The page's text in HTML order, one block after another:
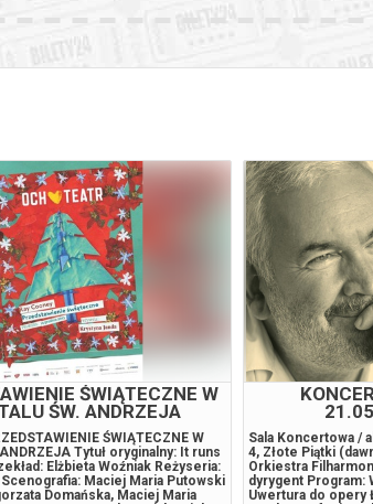
od 65,00 pln
Concert Hall w Warszawie od 95,00 pln
Concert Hall w Warszawie od 65,00 pln
Concert Hall w Warszawie od 65,00 pln
Hall w Warszawie od 65,00 pln
Hall w Warszawie od 65,00 pln
Hall w Warszawie od 95,00 pln
ŚWIĄTECZNE W
ŚW. ANDRZEJA
ŚWIĄTECZNE W
Tytuł oryginalny: It runs
Elżbieta Woźniak Reżyseria:
Scenografia: Maciej Maria Putowski
Domańska, Maciej Maria
Sala Koncertowa /
4, Złote Piątki
Orkiestra
dyrygent Program:
Uwertura do opery